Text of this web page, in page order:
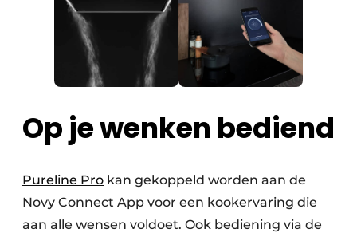
Op je wenken bediend
Pureline Pro kan gekoppeld worden aan de
Novy Connect App voor een kookervaring die
aan alle wensen voldoet. Ook bediening via de